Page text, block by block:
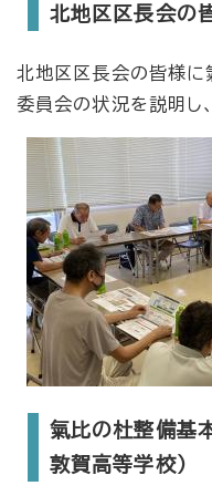
北地区区長会の
北地区区長会の皆様に
委員会の状況を説明し
氣比の杜整備基
敦賀高等学校）